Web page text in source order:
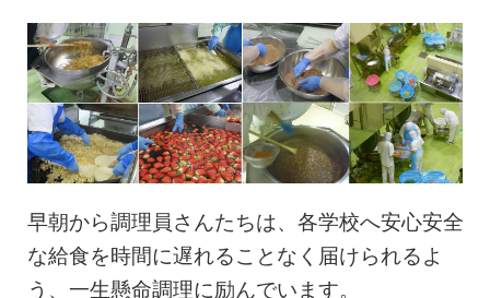
早朝から調理員さんたちは、各学校へ安心安全
な給食を時間に遅れることなく届けられるよ
う、一生懸命調理に励んでいます。